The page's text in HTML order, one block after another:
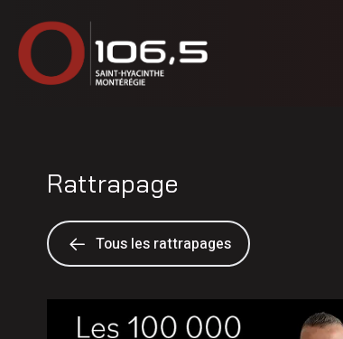
Rattrapage
Tous les rattrapages